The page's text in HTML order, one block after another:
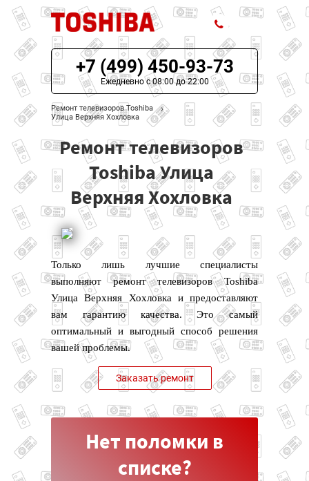
ЦЕНЫ НА РЕМОНТ
О СЕРВИСЕ
МОДЕЛИ TOSHIBA
НАШИ КОНТАКТЫ
+7 (499) 450-93-73
Ежедневно с 08:00 до 22:00
Ремонт телевизоров Toshiba
Улица Верхняя Хохловка
Ремонт телевизоров
Toshiba Улица
Верхняя Хохловка
Только лишь лучшие специалисты
выполняют ремонт телевизоров Toshiba
Улица Верхняя Хохловка и предоставляют
вам гарантию качества. Это самый
оптимальный и выгодный способ решения
вашей проблемы.
Заказать ремонт
Нет поломки в
списке?